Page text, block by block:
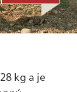
kg a je